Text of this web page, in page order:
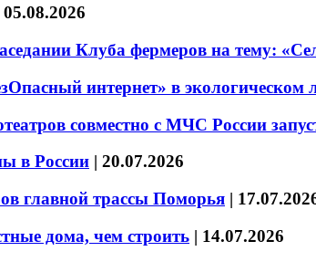
05.08.2026
Клуба фермеров на тему:
интернет» в экологическом
совместно с МЧС России
в России | 20.07.2026
главной трассы Поморья |
дома, чем строить | 14.07.2026